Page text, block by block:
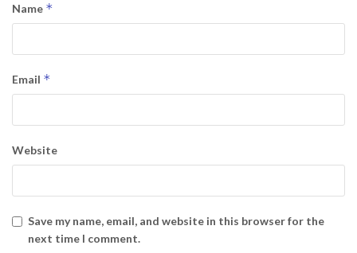
Name *
Email *
Website
Save my name, email, and website in this browser for the
next time I comment.